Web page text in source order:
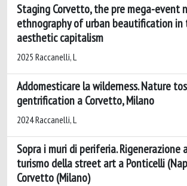
Staging Corvetto, the pre mega-event
ethnography of urban beautification
aesthetic capitalism
2025 Raccanelli, L
Addomesticare la wilderness. Nature
gentrification a Corvetto, Milano
2024 Raccanelli, L
Sopra i muri di periferia. Rigenerazione
turismo della street art a Ponticelli
Corvetto (Milano)